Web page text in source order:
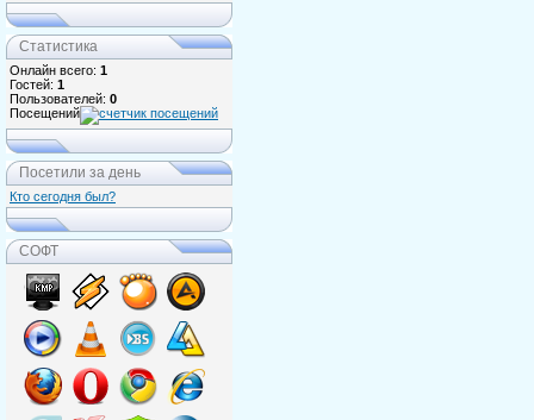
Статистика
Онлайн всего: 1
Гостей: 1
Пользователей: 0
Посещений
Посетили за день
Кто сегодня был?
СОФТ